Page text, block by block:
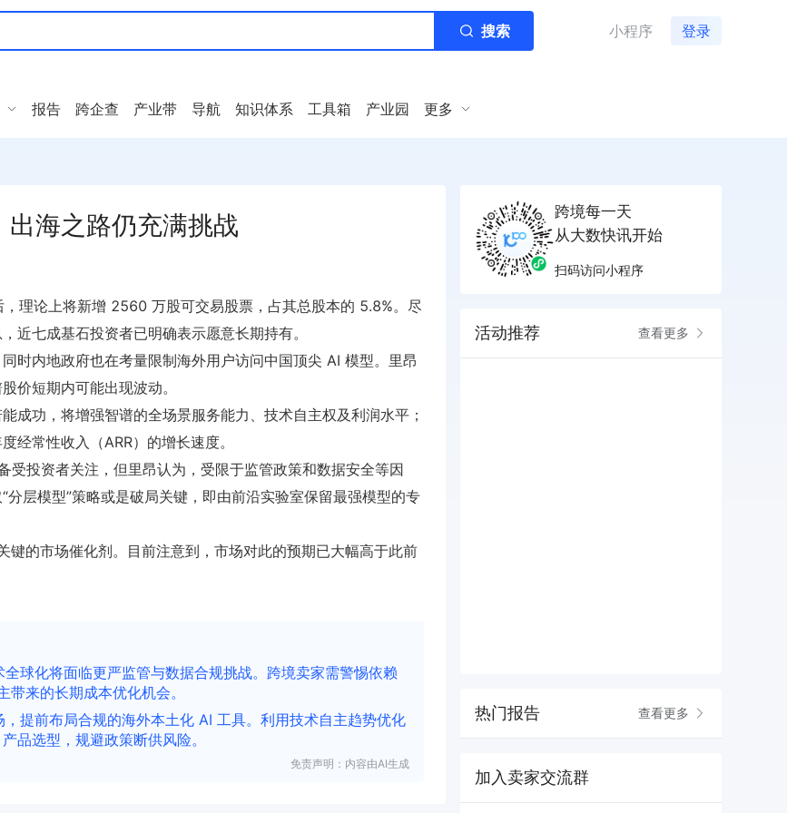
搜索 小程序 登录
报告 跨企查 产业带 导航 知识体系 工具箱 产业园 更多
海之路仍充满挑战
理论上将新增 2560 万股可交易股票，占其总股本的 5.8%。尽
近七成基石投资者已明确表示愿意长期持有。
时内地政府也在考量限制海外用户访问中国顶尖 AI 模型。里昂
价短期内可能出现波动。
成功，将增强智谱的全场景服务能力、技术自主权及利润水平；
经常性收入（ARR）的增长速度。
投资者关注，但里昂认为，受限于监管政策和数据安全等因
层模型”策略或是破局关键，即由前沿实验室保留最强模型的专
键的市场催化剂。目前注意到，市场对此的预期已大幅高于此前
球化将面临更严监管与数据合规挑战。跨境卖家需警惕依赖
来的长期成本优化机会。
提前布局合规的海外本土化 AI 工具。利用技术自主趋势优化
品选型，规避政策断供风险。
免责声明：内容由AI生成
跨境每一天
从大数快讯开始
扫码访问小程序
活动推荐 查看更多
热门报告 查看更多
加入卖家交流群